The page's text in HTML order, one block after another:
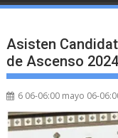
Asisten
de Ascenso
6 06-06:00 mayo 06-